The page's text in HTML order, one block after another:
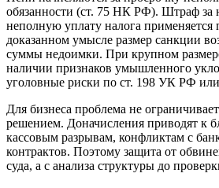
обязанности (ст. 75 НК РФ). Штраф за
неполную уплату налога
доказанном умысле размер санкции
суммы недоимки. При крупном
наличии признаков умышленного
уголовные риски по ст. 198 УК РФ
Для бизнеса проблема не
решением. Доначисления приводят к
кассовым разрывам, конфликтам с
контрактов. Поэтому защита от
суда, а с анализа структуры до